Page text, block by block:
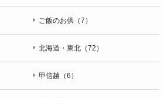
ご飯のお供（7）
北海道・東北（72）
甲信越（6）